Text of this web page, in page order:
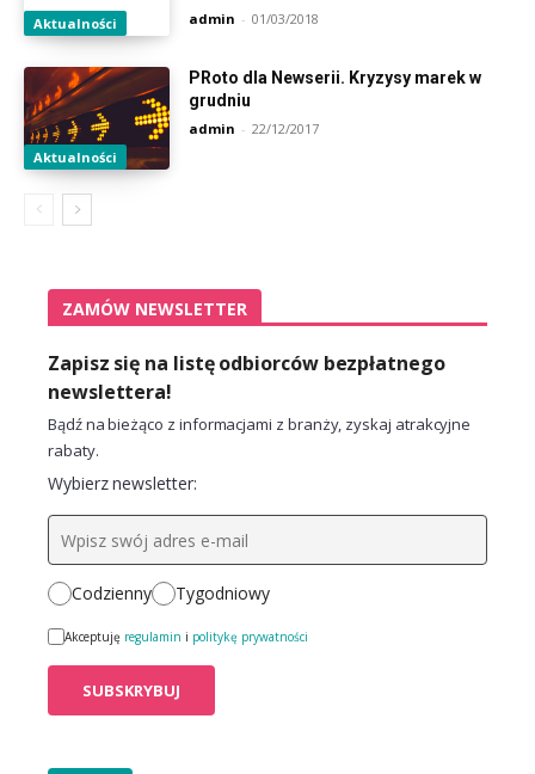
Aktualności admin - 01/03/2018
Aktualności
PRoto dla Newserii. Kryzysy marek w
grudniu
admin - 22/12/2017
ZAMÓW NEWSLETTER
Zapisz się na listę odbiorców bezpłatnego
newslettera!
Bądź na bieżąco z informacjami z branży, zyskaj atrakcyjne
rabaty.
Wybierz newsletter:
Codzienny Tygodniowy
Akceptuję regulamin i politykę prywatności